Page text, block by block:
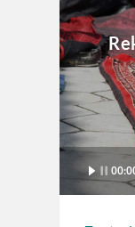
Audio-
Player